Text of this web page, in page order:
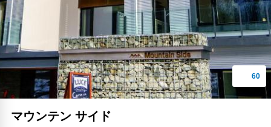
マウンテン サイド